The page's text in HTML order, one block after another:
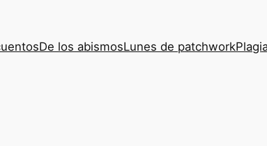
De los abismosLunes de patchwork